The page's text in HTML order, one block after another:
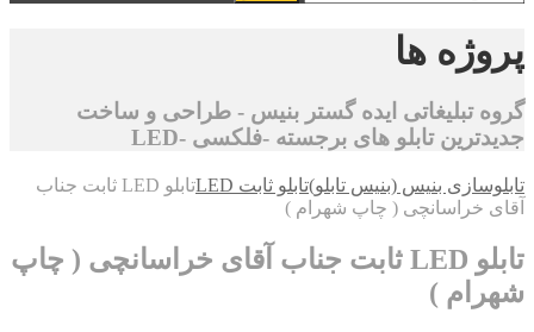
پروژه ها
گروه تبلیغاتی ایده گستر بنیس - طراحی و ساخت
جدیدترین تابلو های برجسته -فلکسی -LED
تابلوسازی بنیس (بنیس تابلو)تابلو ثابت LED
تابلو LED ثابت جناب
آقای خراسانچی ( چاپ شهرام )
تابلو LED ثابت جناب آقای خراسانچی ( چاپ
شهرام )